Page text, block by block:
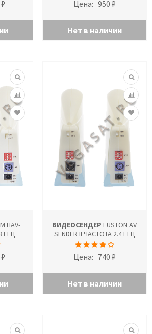
Цена: 950 ₽
Нет в наличии
HAV-
ГГЦ
ВИДЕОСЕНДЕР EUSTON AV
SENDER II ЧАСТОТА 2.4 ГГЦ
Цена: 740 ₽
Нет в наличии